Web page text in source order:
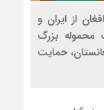
از ایران و
محموله بزرگ
حمایت